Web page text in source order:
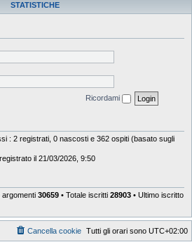
STATISTICHE
Ricordami
: 2 registrati, 0 nascosti e 362 ospiti (basato sugli
registrato il 21/03/2026, 9:50
argomenti 30659 • Totale iscritti 28903 • Ultimo iscritto
Tutti gli orari sono UTC+02:00
Cancella cookie